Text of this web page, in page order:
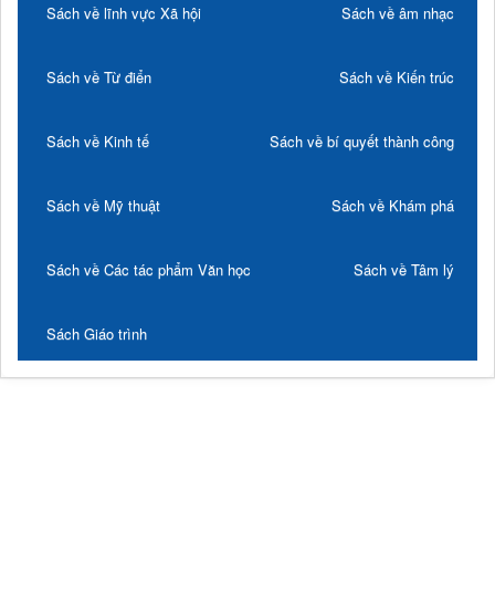
Sách về lĩnh vực Xã hội Sách về âm nhạc
Sách về Từ điển Sách về Kiến trúc
Sách về Kinh tế Sách về bí quyết thành công
Sách về Mỹ thuật Sách về Khám phá
Sách về Các tác phẩm Văn học Sách về Tâm lý
Sách Giáo trình